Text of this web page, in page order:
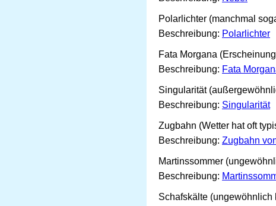
Polarlichter (manchmal
Beschreibung: Polarlichter
Fata Morgana
Beschreibung: Fata
Singularität
Beschreibung: Singularität
Zugbahn (Wetter hat oft
Beschreibung: Zugbahn
Martinssommer
Beschreibung:
Schafskälte (ungewöhnlich